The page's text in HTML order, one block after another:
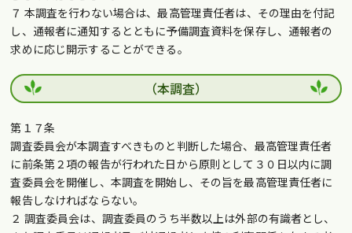
７ 本調査を行わない場合は、最高管理責任者は、その理由を付記
し、通報者に通知するとともに予備調査資料を保存し、通報者の
求めに応じ開示することができる。
（本調査）
第１７条
調査委員会が本調査すべきものと判断した場合、最高管理責任者
に前条第２項の報告が行われた日から原則として３０日以内に調
査委員会を開催し、本調査を開始し、その旨を最高管理責任者に
報告しなければならない。
２ 調査委員会は、調査委員のうち半数以上は外部の有識者とし、